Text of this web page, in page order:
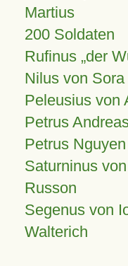
Martius
200 Soldaten
Rufinus „der
Nilus von Sora
Peleusius von
Petrus
Petrus
Saturninus
Russon
Segenus von
Walterich